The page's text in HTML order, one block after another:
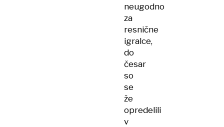
neugodno
za
resnične
igralce,
do
česar
so
se
že
opredelili
v